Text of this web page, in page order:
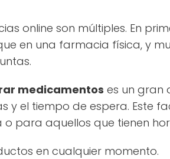
online son múltiples. En
en una farmacia física, y
medicamentos es un gran
y el tiempo de espera. Este
para aquellos que tienen
en cualquier momento.